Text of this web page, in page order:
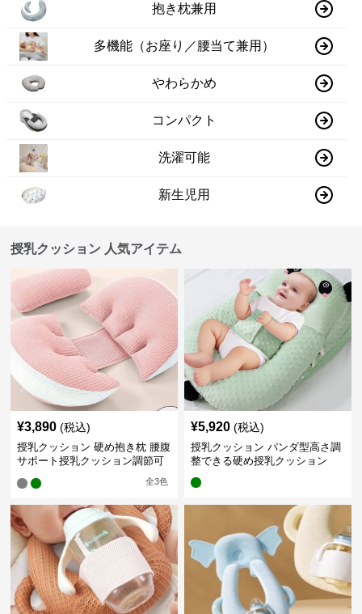
抱き枕兼用
多機能（お座り／腰当て兼用）
やわらかめ
コンパクト
洗濯可能
新生児用
授乳クッション 人気アイテム
¥3,890 (税込)
授乳クッション 硬め抱き枕 腰腹
サポート授乳クッション調節可
全3色
¥5,920 (税込)
授乳クッション パンダ型高さ調
整できる硬め授乳クッション